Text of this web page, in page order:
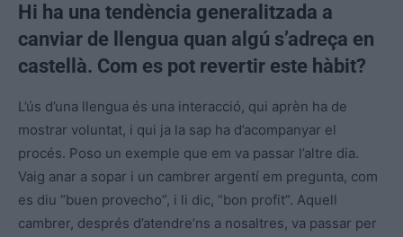
Hi ha una tendència generalitzada a
canviar de llengua quan algú s’adreça en
castellà. Com es pot revertir este hàbit?
L’ús d’una llengua és una interacció, qui aprèn ha de
mostrar voluntat, i qui ja la sap ha d’acompanyar el
procés. Poso un exemple que em va passar l’altre dia.
Vaig anar a sopar i un cambrer argentí em pregunta, com
es diu “buen provecho”, i li dic, “bon profit”. Aquell
cambrer, després d’atendre’ns a nosaltres, va passar per